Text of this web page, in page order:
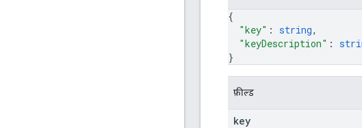
{
"key" : string,
"keyDescription" :
}
फ़ील्ड
key